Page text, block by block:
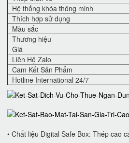
Hệ thống khóa thông minh
Thích hợp sử dụng
Màu sắc
Thương hiệu
Giá
Liên Hệ Zalo
Cam Kết Sản Phẩm
Hotline International 24/7
• Chất liệu Digital Safe Box: Thép cao